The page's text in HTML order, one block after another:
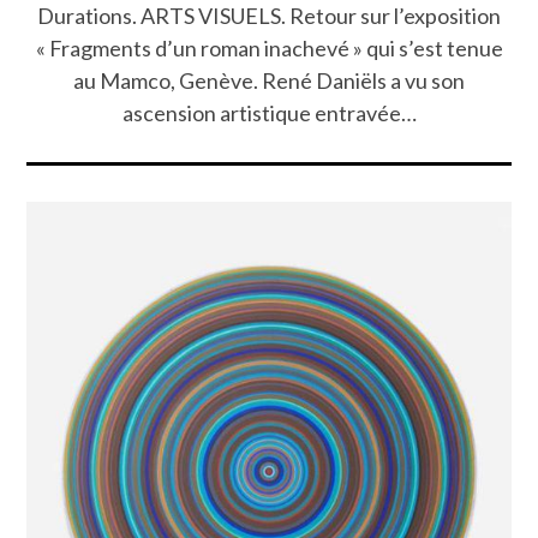
Durations. ARTS VISUELS. Retour sur l’exposition
« Fragments d’un roman inachevé » qui s’est tenue
au Mamco, Genève. René Daniëls a vu son
ascension artistique entravée…